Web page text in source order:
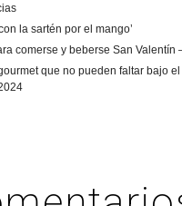
la sartén por el mango’
comerse y beberse San Valentín
que no pueden faltar bajo